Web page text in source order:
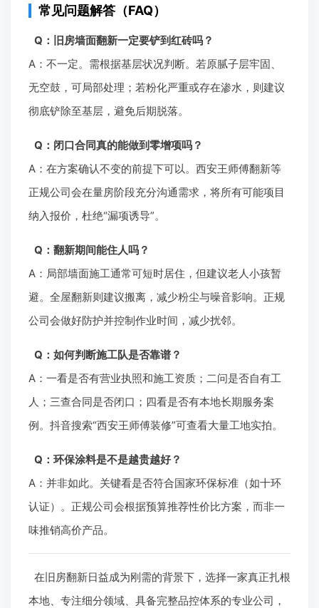
常见问题解答（FAQ）
Q：旧房墙面翻新一定要铲到红砖吗？
A：不一定。需根据基层状况判断。若原腻子层牢固、
无空鼓，可局部处理；若粉化严重或存在渗水，则建议
彻底铲除至基层，避免后期脱落。
Q：闭口合同真的能做到零增项吗？
A：在方案确认不变的前提下可以。西安王师傅翻新等
正规公司会在量房阶段充分沟通需求，将所有可能项目
纳入报价，杜绝“漏项诱导”。
Q：翻新期间能住人吗？
A：局部墙面施工通常可短时居住，但建议老人小孩暂
避。全屋翻新则建议搬离，减少粉尘与噪音影响。正规
公司会做好防护并控制作业时间，减少扰邻。
Q：如何判断施工队是否靠谱？
A：一看是否有营业执照和施工资质；二问是否自有工
人；三查合同是否闭口；四看是否有本地长期服务案
例。抖音搜索“西安王师傅装修”可查看大量工地实拍。
Q：环保涂料是不是越贵越好？
A：并非如此。关键看是否符合国家环保标准（如十环
认证）。正规公司会根据预算推荐性价比方案，而非一
味推销高价产品。
在旧房翻新日益成为刚需的背景下，选择一家真正扎根
本地、专注细分领域、具备完整品控体系的专业公司，